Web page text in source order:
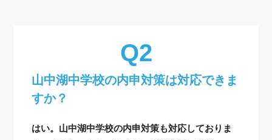
山中湖中学校の内申対策は対応できま
すか？
はい。山中湖中学校の内申対策も対応しておりま